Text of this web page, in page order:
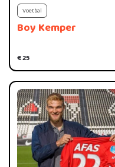
Boy Kemper
€ 25
Voetbal